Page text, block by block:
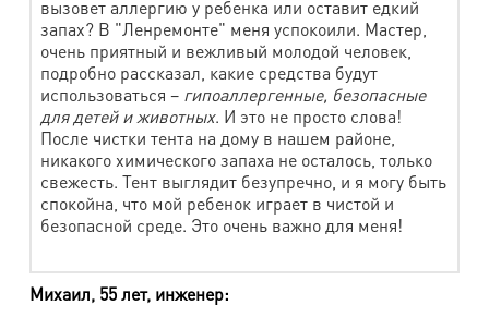
Чехол на диван, наматрасник 2 сп.
1220 руб.
Спальный мешок
840 руб.
Коврик для ванной
640 руб.
Конверт детский
790 руб.
Флаг
630 руб.
Тюль (м2)
150 руб.
Чистка столового белья с пятновыведением
вызовет аллергию у ребенка или оставит едкий
запах? В "Ленремонте" меня успокоили. Мастер,
очень приятный и вежливый молодой человек,
подробно рассказал, какие средства будут
использоваться – гипоаллергенные, безопасные
для детей и животных. И это не просто слова!
После чистки тента на дому в нашем районе,
никакого химического запаха не осталось, только
свежесть. Тент выглядит безупречно, и я могу быть
спокойна, что мой ребенок играет в чистой и
безопасной среде. Это очень важно для меня!
Михаил, 55 лет, инженер: